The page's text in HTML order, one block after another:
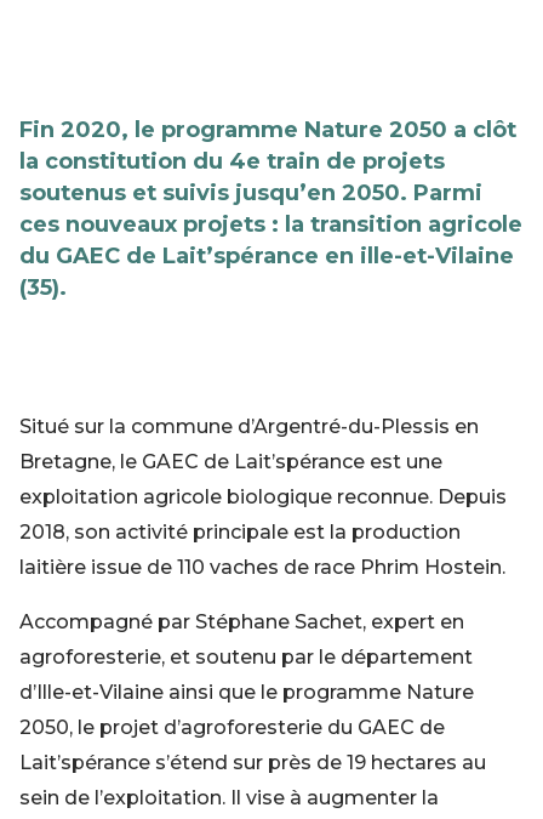
Fin 2020, le programme Nature 2050 a clôt
la constitution du 4e train de projets
soutenus et suivis jusqu’en 2050. Parmi
ces nouveaux projets : la transition agricole
du GAEC de Lait’spérance en ille-et-Vilaine
(35).
Situé sur la commune d’Argentré-du-Plessis en
Bretagne, le GAEC de Lait’spérance est une
exploitation agricole biologique reconnue. Depuis
2018, son activité principale est la production
laitière issue de 110 vaches de race Phrim Hostein.
Accompagné par Stéphane Sachet, expert en
agroforesterie, et soutenu par le département
d’Ille-et-Vilaine ainsi que le programme Nature
2050, le projet d’agroforesterie du GAEC de
Lait’spérance s’étend sur près de 19 hectares au
sein de l’exploitation. Il vise à augmenter la